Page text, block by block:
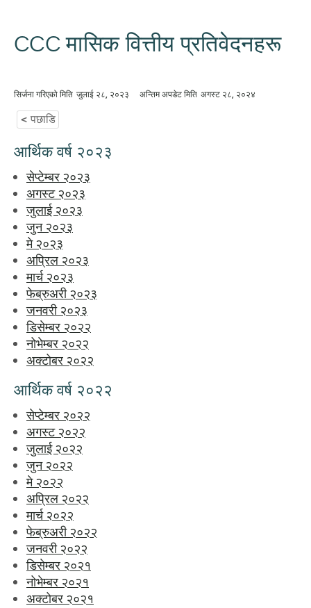
CCC मासिक वित्तीय प्रतिवेदनहरू
सिर्जना गरिएको मिति जुलाई २८, २०२३ अन्तिम अपडेट मिति अगस्ट २८, २०२४
< पछाडि
आर्थिक वर्ष २०२३
सेप्टेम्बर २०२३
अगस्ट २०२३
जुलाई २०२३
जुन २०२३
मे २०२३
अप्रिल २०२३
मार्च २०२३
फेब्रुअरी २०२३
जनवरी २०२३
डिसेम्बर २०२२
नोभेम्बर २०२२
अक्टोबर २०२२
आर्थिक वर्ष २०२२
सेप्टेम्बर २०२२
अगस्ट २०२२
जुलाई २०२२
जुन २०२२
मे २०२२
अप्रिल २०२२
मार्च २०२२
फेब्रुअरी २०२२
जनवरी २०२२
डिसेम्बर २०२१
नोभेम्बर २०२१
अक्टोबर २०२१